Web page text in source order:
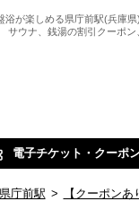
浴が楽しめる県庁前駅(兵庫
サウナ、銭湯の割引クーポ
電子チケット・クーポ
県庁前駅 > 【クーポン